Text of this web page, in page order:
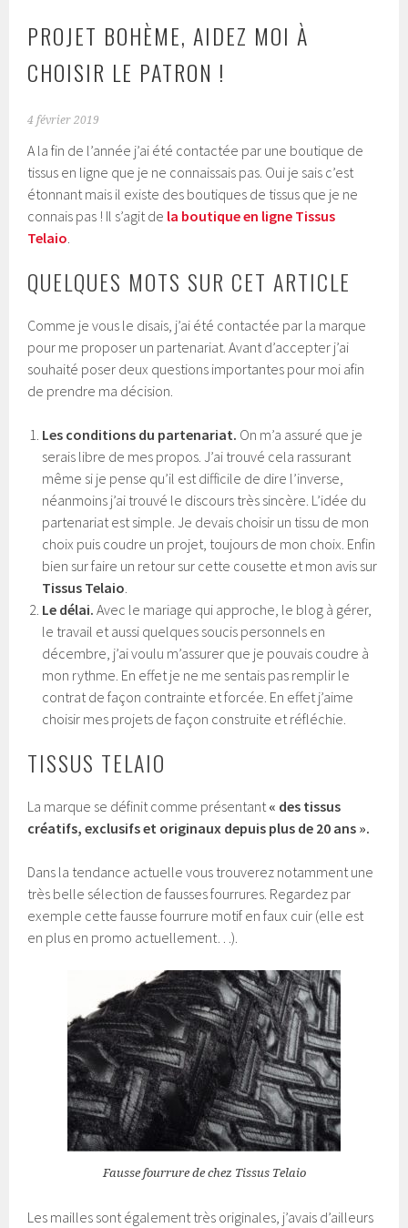
PROJET BOHÈME, AIDEZ MOI À
CHOISIR LE PATRON !
4 février 2019
A la fin de l’année j’ai été contactée par une boutique de
tissus en ligne que je ne connaissais pas. Oui je sais c’est
étonnant mais il existe des boutiques de tissus que je ne
connais pas ! Il s’agit de la boutique en ligne Tissus
Telaio.
QUELQUES MOTS SUR CET ARTICLE
Comme je vous le disais, j’ai été contactée par la marque
pour me proposer un partenariat. Avant d’accepter j’ai
souhaité poser deux questions importantes pour moi afin
de prendre ma décision.
Les conditions du partenariat. On m’a assuré que je
serais libre de mes propos. J’ai trouvé cela rassurant
même si je pense qu’il est difficile de dire l’inverse,
néanmoins j’ai trouvé le discours très sincère. L’idée du
partenariat est simple. Je devais choisir un tissu de mon
choix puis coudre un projet, toujours de mon choix. Enfin
bien sur faire un retour sur cette cousette et mon avis sur
Tissus Telaio.
Le délai. Avec le mariage qui approche, le blog à gérer,
le travail et aussi quelques soucis personnels en
décembre, j’ai voulu m’assurer que je pouvais coudre à
mon rythme. En effet je ne me sentais pas remplir le
contrat de façon contrainte et forcée. En effet j’aime
choisir mes projets de façon construite et réfléchie.
TISSUS TELAIO
La marque se définit comme présentant« des tissus
créatifs, exclusifs et originaux depuis plus de 20 ans ».
Dans la tendance actuelle vous trouverez notamment une
très belle sélection de fausses fourrures. Regardez par
exemple cette fausse fourrure motif en faux cuir (elle est
en plus en promo actuellement…).
Fausse fourrure de chez Tissus Telaio
Les mailles sont également très originales, j’avais d’ailleurs